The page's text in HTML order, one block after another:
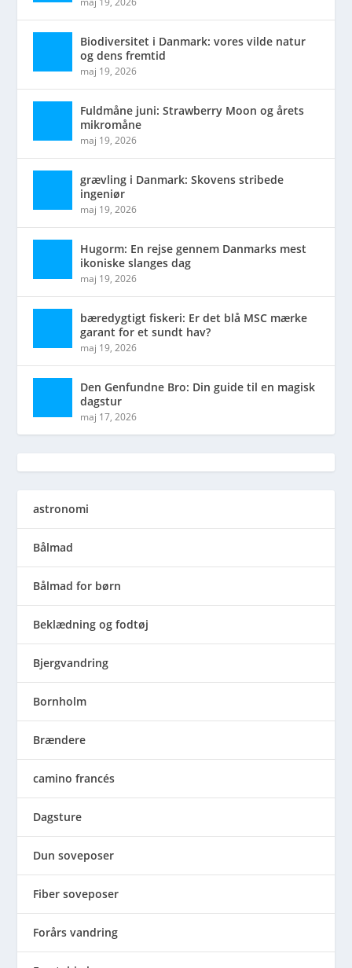
Biodiversitet i Danmark: vores vilde natur
og dens fremtid
maj 19, 2026
Fuldmåne juni: Strawberry Moon og årets
mikromåne
maj 19, 2026
grævling i Danmark: Skovens stribede
ingeniør
maj 19, 2026
Hugorm: En rejse gennem Danmarks mest
ikoniske slanges dag
maj 19, 2026
bæredygtigt fiskeri: Er det blå MSC mærke
garant for et sundt hav?
maj 19, 2026
Den Genfundne Bro: Din guide til en magisk
dagstur
maj 17, 2026
astronomi
Bålmad
Bålmad for børn
Beklædning og fodtøj
Bjergvandring
Bornholm
Brændere
camino francés
Dagsture
Dun soveposer
Fiber soveposer
Forårs vandring